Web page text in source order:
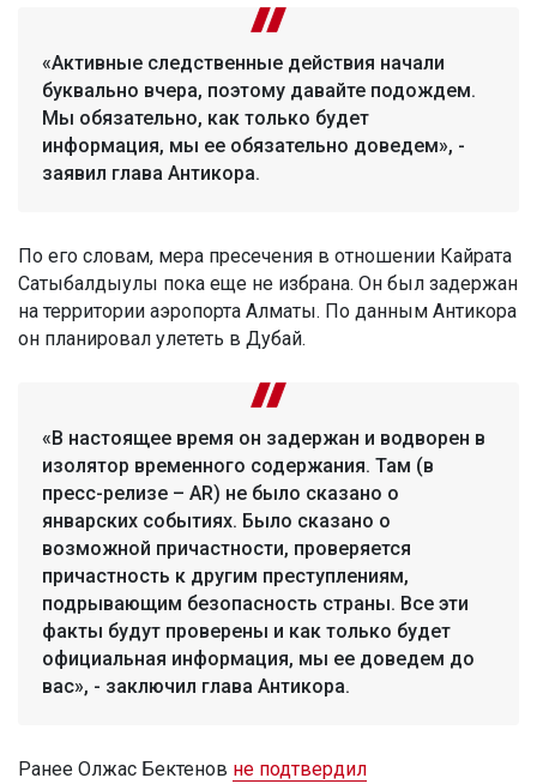
«Активные следственные действия начали
буквально вчера, поэтому давайте подождем.
Мы обязательно, как только будет
информация, мы ее обязательно доведем», -
заявил глава Антикора.
По его словам, мера пресечения в отношении Кайрата
Сатыбалдыулы пока еще не избрана. Он был задержан
на территории аэропорта Алматы. По данным Антикора
он планировал улететь в Дубай.
«В настоящее время он задержан и водворен в
изолятор временного содержания. Там (в
пресс-релизе – AR) не было сказано о
январских событиях. Было сказано о
возможной причастности, проверяется
причастность к другим преступлениям,
подрывающим безопасность страны. Все эти
факты будут проверены и как только будет
официальная информация, мы ее доведем до
вас», - заключил глава Антикора.
Ранее Олжас Бектенов не подтвердил